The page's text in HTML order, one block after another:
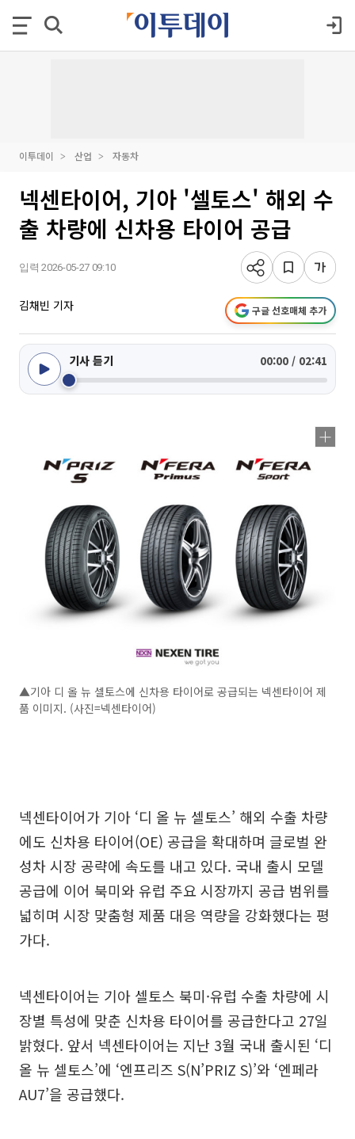
이투데이 산업 자동차
넥센타이어, 기아 '셀토스' 해외 수
출 차량에 신차용 타이어 공급
입력 2026-05-27 09:10
김채빈 기자 구글 선호매체 추가
기사 듣기 00:00 / 02:41
▲기아 디 올 뉴 셀토스에 신차용 타이어로 공급되는 넥센타이어 제
품 이미지. (사진=넥센타이어)
넥센타이어가 기아 ‘디 올 뉴 셀토스’ 해외 수출 차량
에도 신차용 타이어(OE) 공급을 확대하며 글로벌 완
성차 시장 공략에 속도를 내고 있다. 국내 출시 모델
공급에 이어 북미와 유럽 주요 시장까지 공급 범위를
넓히며 시장 맞춤형 제품 대응 역량을 강화했다는 평
가다.
넥센타이어는 기아 셀토스 북미·유럽 수출 차량에 시
장별 특성에 맞춘 신차용 타이어를 공급한다고 27일
밝혔다. 앞서 넥센타이어는 지난 3월 국내 출시된 ‘디
올 뉴 셀토스’에 ‘엔프리즈 S(N’PRIZ S)’와 ‘엔페라
AU7’을 공급했다.